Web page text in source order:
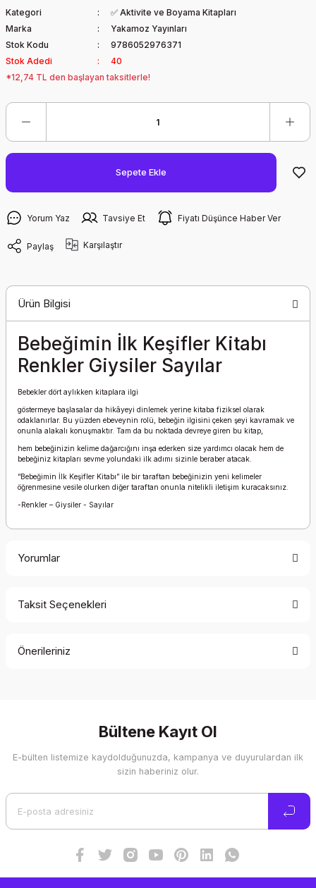
Kategori
✅ Aktivite ve Boyama Kitapları
Marka
Yakamoz Yayınları
Stok Kodu
9786052976371
Stok Adedi
40
*12,74 TL den başlayan taksitlerle!
Sepete Ekle
Yorum Yaz Tavsiye Et Fiyatı Düşünce Haber Ver
Paylaş Karşılaştır
Ürün Bilgisi
Bebeğimin İlk Keşifler Kitabı
Renkler Giysiler Sayılar
Bebekler dört aylıkken kitaplara ilgi
göstermeye başlasalar da hikâyeyi dinlemek yerine kitaba fiziksel olarak
odaklanırlar. Bu yüzden ebeveynin rolü, bebeğin ilgisini çeken şeyi kavramak ve
onunla alakalı konuşmaktır. Tam da bu noktada devreye giren bu kitap,
hem bebeğinizin kelime dağarcığını inşa ederken size yardımcı olacak hem de
bebeğiniz kitapları sevme yolundaki ilk adımı sizinle beraber atacak.
“Bebeğimin İlk Keşifler Kitabı” ile bir taraftan bebeğinizin yeni kelimeler
öğrenmesine vesile olurken diğer taraftan onunla nitelikli iletişim kuracaksınız.
-Renkler – Giysiler - Sayılar
Yorumlar
Taksit Seçenekleri
Önerileriniz
Görüş ve önerileriniz için teşekkür ederiz.
Ürün resmi kalitesiz, bozuk veya görüntülenemiyor.
Bültene Kayıt Ol
E-bülten listemize kaydolduğunuzda, kampanya ve duyurulardan ilk
sizin haberiniz olur.